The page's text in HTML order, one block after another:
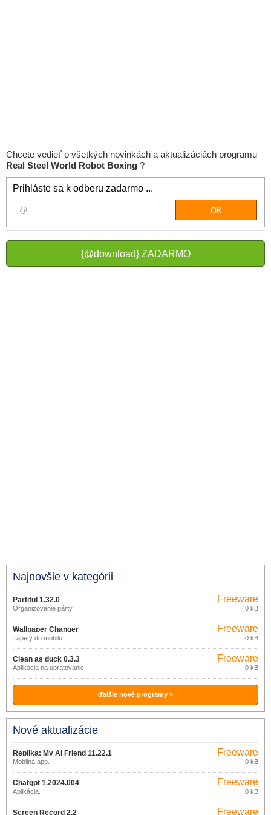
Chcete vedieť o všetkých novinkách a aktualizáciách programu
Real Steel World Robot Boxing ?
Prihláste sa k odberu zadarmo ...
{@download} ZADARMO
Najnovšie v kategórii
Partiful 1.32.0
Organizovanie párty
Freeware
0 kB
Wallpaper Changer
Tapety do mobilu
Freeware
0 kB
Clean as duck 0.3.3
Aplikácia na upratovanie
Freeware
0 kB
ďalšie nové programy »
Nové aktualizácie
Replika: My Ai Friend 11.22.1
Mobilná app.
Freeware
0 kB
Chatgpt 1.2024.004
Aplikácia.
Freeware
0 kB
Screen Record 2.2 Freeware